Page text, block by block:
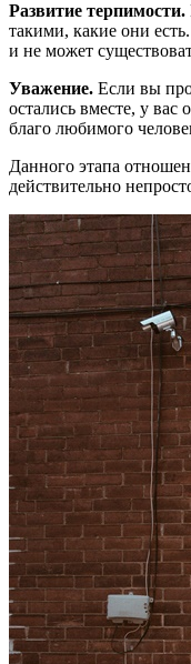
Развитие терпимости.
такими, какие они
и не может
Уважение. Если вы
остались вместе, у вас
благо любимого
Данного этапа
действительно